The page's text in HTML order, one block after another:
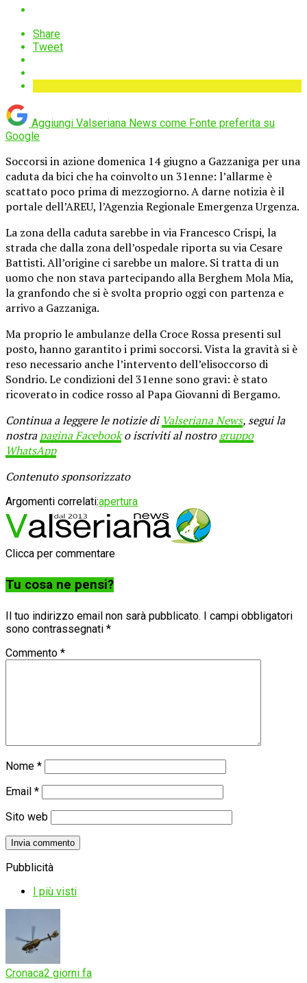
Share
Tweet
Aggiungi Valseriana News come Fonte preferita su
Google
Soccorsi in azione domenica 14 giugno a Gazzaniga per una
caduta da bici che ha coinvolto un 31enne: l’allarme è
scattato poco prima di mezzogiorno. A darne notizia è il
portale dell’AREU, l’Agenzia Regionale Emergenza Urgenza.
La zona della caduta sarebbe in via Francesco Crispi, la
strada che dalla zona dell’ospedale riporta su via Cesare
Battisti. All’origine ci sarebbe un malore. Si tratta di un
uomo che non stava partecipando alla Berghem Mola Mia,
la granfondo che si è svolta proprio oggi con partenza e
arrivo a Gazzaniga.
Ma proprio le ambulanze della Croce Rossa presenti sul
posto, hanno garantito i primi soccorsi. Vista la gravità si è
reso necessario anche l’intervento dell’elisoccorso di
Sondrio. Le condizioni del 31enne sono gravi: è stato
ricoverato in codice rosso al Papa Giovanni di Bergamo.
Continua a leggere le notizie di Valseriana News, segui la
nostrapagina Facebooko iscriviti al nostrogruppo
WhatsApp
Contenuto sponsorizzato
Argomenti correlati:apertura
Clicca per commentare
Tu cosa ne pensi?
Il tuo indirizzo email non sarà pubblicato. I campi obbligatori
sono contrassegnati *
Commento *
Nome *
Email *
Sito web
Pubblicità
I più visti
Cronaca2 giorni fa